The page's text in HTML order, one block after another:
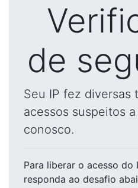
de
Seu IP fez diversas
acessos suspeitos
conosco.
Para liberar o acesso do
responda ao desafio